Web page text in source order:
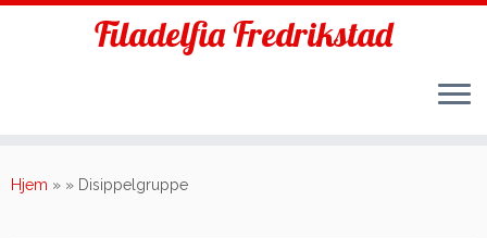
to
Filadelfia Fredrikstad
Hjem » » Disippelgruppe